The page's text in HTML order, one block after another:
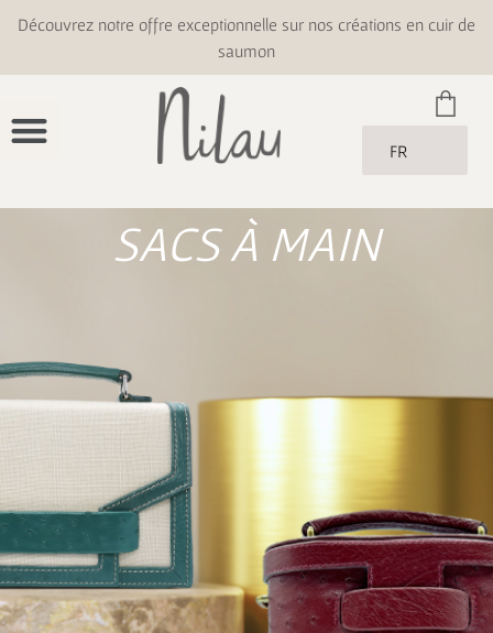
Découvrez notre offre exceptionnelle sur nos créations en cuir de
saumon
FR
SACS À MAIN